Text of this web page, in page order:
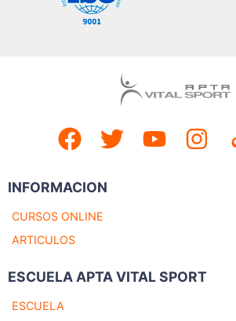
INFORMACION
CURSOS ONLINE
ARTICULOS
ESCUELA APTA VITAL SPORT
ESCUELA